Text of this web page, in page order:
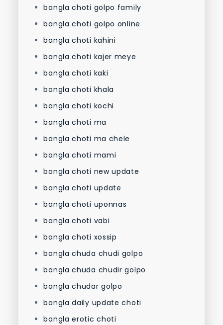
bangla choti golpo family
bangla choti golpo online
bangla choti kahini
bangla choti kajer meye
bangla choti kaki
bangla choti khala
bangla choti kochi
bangla choti ma
bangla choti ma chele
bangla choti mami
bangla choti new update
bangla choti update
bangla choti uponnas
bangla choti vabi
bangla choti xossip
bangla chuda chudi golpo
bangla chuda chudir golpo
bangla chudar golpo
bangla daily update choti
bangla erotic choti